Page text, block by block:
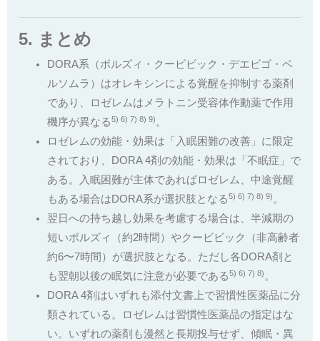
5. まとめ
DORA系（ボルズィ・クービビック・デエビゴ・ベ
ルソムラ）はオレキシンによる覚醒を抑制する薬剤
であり、ロゼレムはメラトニン受容体作動薬で作用
機序が異なる5) 6) 7) 8) 9) 。
ロゼレムの効能・効果は「入眠困難の改善」に限定
されており、DORA 4剤の効能・効果は「不眠症」で
ある。入眠困難が主体であればロゼレム、中途覚醒
もある場合はDORA系が選択肢となる5) 6) 7) 8) 9) 。
翌日への持ち越し効果を考慮する場合は、半減期の
短いボルズィ（約2時間）やクービビック（非高齢者
約6〜7時間）が選択肢となる。ただし各DORA剤と
も翌朝以後の眠気に注意が必要である5) 6) 7) 8) 。
DORA 4剤はいずれも添付文書上で習慣性医薬品に分
類されている。ロゼレムは習慣性医薬品の指定はな
い。いずれの薬剤も漫然と長期投与せず、傾眠・異